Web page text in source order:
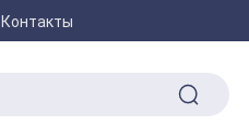
Контакты